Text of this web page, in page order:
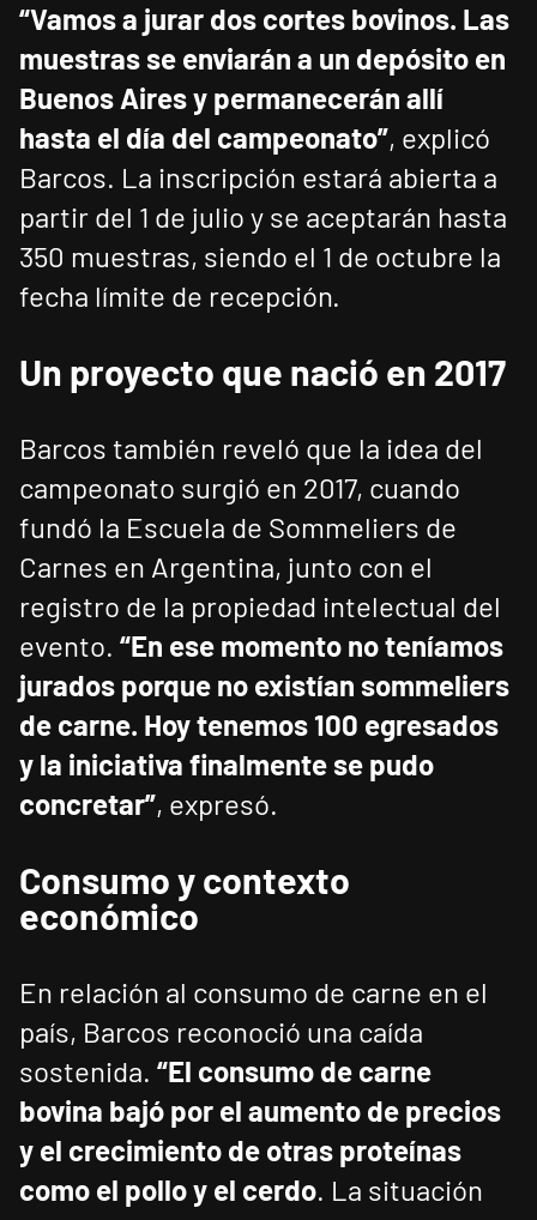
“Vamos a jurar dos cortes bovinos. Las
muestras se enviarán a un depósito en
Buenos Aires y permanecerán allí
hasta el día del campeonato”, explicó
Barcos. La inscripción estará abierta a
partir del 1 de julio y se aceptarán hasta
350 muestras, siendo el 1 de octubre la
fecha límite de recepción.
Un proyecto que nació en 2017
Barcos también reveló que la idea del
campeonato surgió en 2017, cuando
fundó la Escuela de Sommeliers de
Carnes en Argentina, junto con el
registro de la propiedad intelectual del
evento. “En ese momento no teníamos
jurados porque no existían sommeliers
de carne. Hoy tenemos 100 egresados
y la iniciativa finalmente se pudo
concretar”, expresó.
Consumo y contexto
económico
En relación al consumo de carne en el
país, Barcos reconoció una caída
sostenida. “El consumo de carne
bovina bajó por el aumento de precios
y el crecimiento de otras proteínas
como el pollo y el cerdo. La situación